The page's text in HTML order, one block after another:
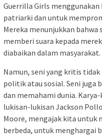
Guerrilla Girls
patriarki dan untuk
Mereka menunjukkan bahwa
memberi suara kepada
diabaikan dalam masyarakat.
Namun, seni yang kritis
politik atau sosial. Seni juga
dan memahami dunia.
lukisan-lukisan Jackson
Moore, mengajak kita untuk
berbeda, untuk menghargai